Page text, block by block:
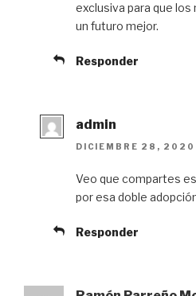
exclusiva para que
un futuro mejor.
Responder
admin
DICIEMBRE 28,
Veo que compartes
por esa doble
Responder